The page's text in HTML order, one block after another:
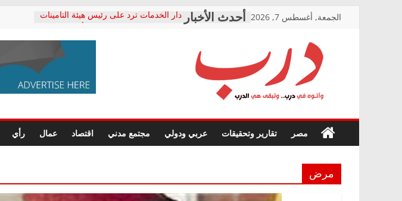
الجمعة, أغسطس 7, 2026
دار الخدمات ترد على رئيس هيئة التأمينات
معاناة أصحاب المعاشات.. ونطالب بكشف
فرحات سليمان يكتب: القطاع الصحي إلى
حزب التحالف الشعبي يطلق لجنة “الحق
صور .. اعتماد الرسومات النهائية للقرار
الوزاري لمدينة الصحفيين.. وانتهاء أعمال
إنشاء المبنى الإداري
قرينة البراءة وضمانات المحاكمة العادلة
حق أصيل
درب
في
درب..
هي
الدرب
مصر تقارير وتحقيقات عربي ودولي مجتمع مدني اقتصاد عمال رأي
مرض